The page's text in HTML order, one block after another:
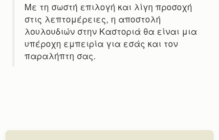
Με τη σωστή επιλογή και λίγη προσοχή
στις λεπτομέρειες, η αποστολή
λουλουδιών στην Καστοριά θα είναι μια
υπέροχη εμπειρία για εσάς και τον
παραλήπτη σας.